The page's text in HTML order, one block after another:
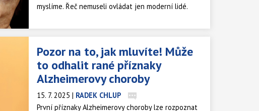
myslíme. Řeč nemuseli ovládat jen moderní lidé.
moderního jazyka mohou podle nové studie sahat
vědci dokonce zasazují do doby před milionem let.
Pozor na to, jak mluvíte! Může
to odhalit rané příznaky
Alzheimerovy choroby
15. 7. 2025 | RADEK CHLUP
První příznaky Alzheimerovy choroby lze rozpoznat